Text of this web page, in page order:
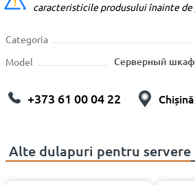
caracteristicile produsului înainte de
Categoria
Model Серверный шкаф
+373 61 00 04 22
Alte dulapuri pentru servere